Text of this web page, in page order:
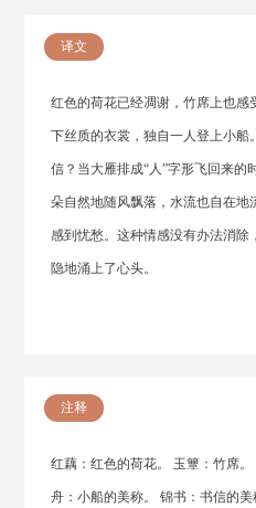
译文
红色的荷花已经凋谢，竹席上也
下丝质的衣裳，独自一人登上小船
信？当大雁排成“人”字形飞回来的
朵自然地随风飘落，水流也自在
感到忧愁。这种情感没有办法消
隐地涌上了心头。
注释
红藕：红色的荷花。 玉簟：竹席
舟：小船的美称。 锦书：书信的